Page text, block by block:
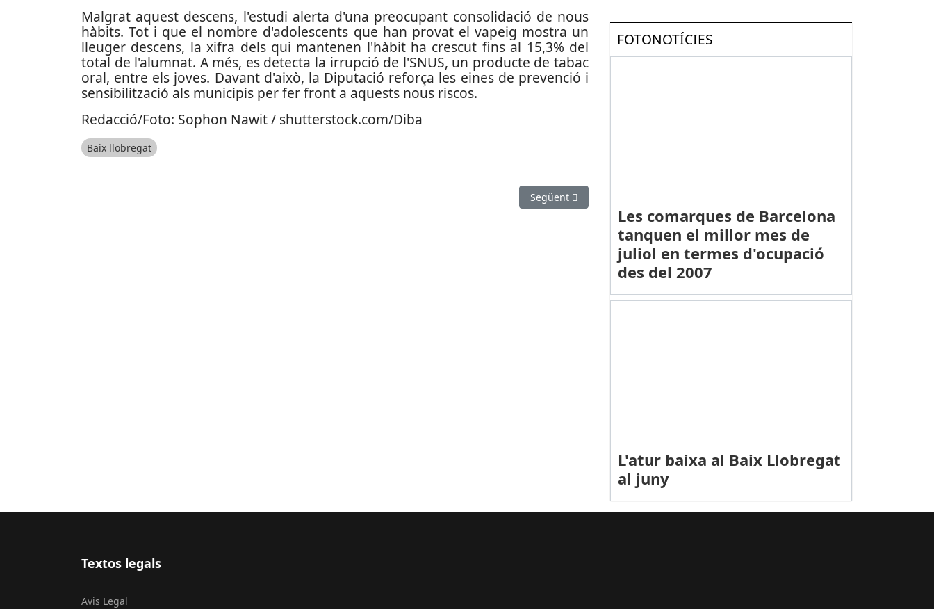
Malgrat aquest descens, l'estudi alerta d'una preocupant consolidació de nous
hàbits. Tot i que el nombre d'adolescents que han provat el vapeig mostra un
lleuger descens, la xifra dels qui mantenen l'hàbit ha crescut fins al 15,3% del
total de l'alumnat. A més, es detecta la irrupció de l'SNUS, un producte de tabac
oral, entre els joves. Davant d'això, la Diputació reforça les eines de prevenció i
sensibilització als municipis per fer front a aquests nous riscos.
Redacció/Foto: Sophon Nawit / shutterstock.com/Diba
Baix llobregat
Article següent: Desmantellades dues plantacions de marihuana a Sant Esteve
Següent
FOTONOTÍCIES
Les comarques de Barcelona
tanquen el millor mes de
juliol en termes d'ocupació
des del 2007
L'atur baixa al Baix Llobregat
al juny
Textos legals
Avis Legal